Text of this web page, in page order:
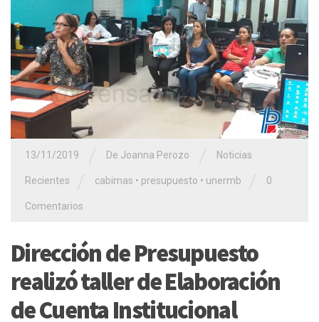
13/11/2019 De Joanna Perozo Noticias
Recientes cabimas • presupuesto • unermb 0
Comentarios
Dirección de Presupuesto
realizó taller de Elaboración
de Cuenta Institucional